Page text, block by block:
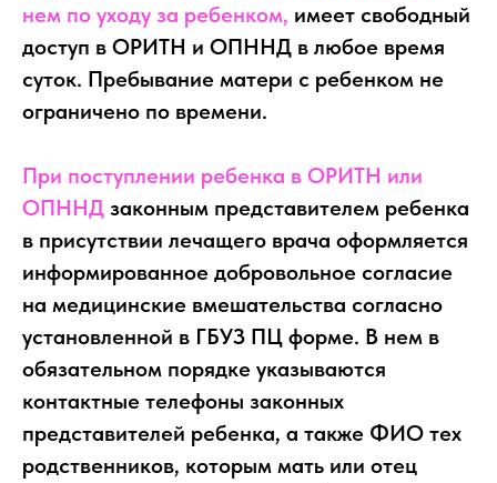
нем по уходу за ребенком, имеет свободный
доступ в ОРИТН и ОПННД в любое время
суток. Пребывание матери с ребенком не
ограничено по времени.
При поступлении ребенка в ОРИТН или
ОПННД законным представителем ребенка
в присутствии лечащего врача оформляется
информированное добровольное согласие
на медицинские вмешательства согласно
установленной в ГБУЗ ПЦ форме. В нем в
обязательном порядке указываются
контактные телефоны законных
представителей ребенка, а также ФИО тех
родственников, которым мать или отец